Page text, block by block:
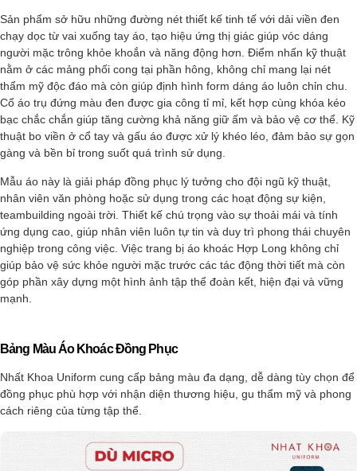
Sản phẩm sở hữu những đường nét thiết kế tinh tế với dải viền đen
chạy dọc từ vai xuống tay áo, tạo hiệu ứng thị giác giúp vóc dáng
người mặc trông khỏe khoắn và năng động hơn. Điểm nhấn kỹ thuật
nằm ở các mảng phối cong tại phần hông, không chỉ mang lại nét
thẩm mỹ độc đáo mà còn giúp định hình form dáng áo luôn chỉn chu.
Cổ áo trụ đứng màu đen được gia công tỉ mỉ, kết hợp cùng khóa kéo
bạc chắc chắn giúp tăng cường khả năng giữ ấm và bảo vệ cơ thể. Kỹ
thuật bo viền ở cổ tay và gấu áo được xử lý khéo léo, đảm bảo sự gọn
gàng và bền bỉ trong suốt quá trình sử dụng.
Mẫu áo này là giải pháp đồng phục lý tưởng cho đội ngũ kỹ thuật,
nhân viên văn phòng hoặc sử dụng trong các hoạt động sự kiện,
teambuilding ngoài trời. Thiết kế chú trọng vào sự thoải mái và tính
ứng dụng cao, giúp nhân viên luôn tự tin và duy trì phong thái chuyên
nghiệp trong công việc. Việc trang bị áo khoác Hợp Long không chỉ
giúp bảo vệ sức khỏe người mặc trước các tác động thời tiết mà còn
góp phần xây dựng một hình ảnh tập thể đoàn kết, hiện đại và vững
mạnh.
Bảng Màu Áo Khoác Đồng Phục
Nhất Khoa Uniform cung cấp bảng màu đa dạng, dễ dàng tùy chọn để
đồng phục phù hợp với nhận diện thương hiệu, gu thẩm mỹ và phong
cách riêng của từng tập thể.